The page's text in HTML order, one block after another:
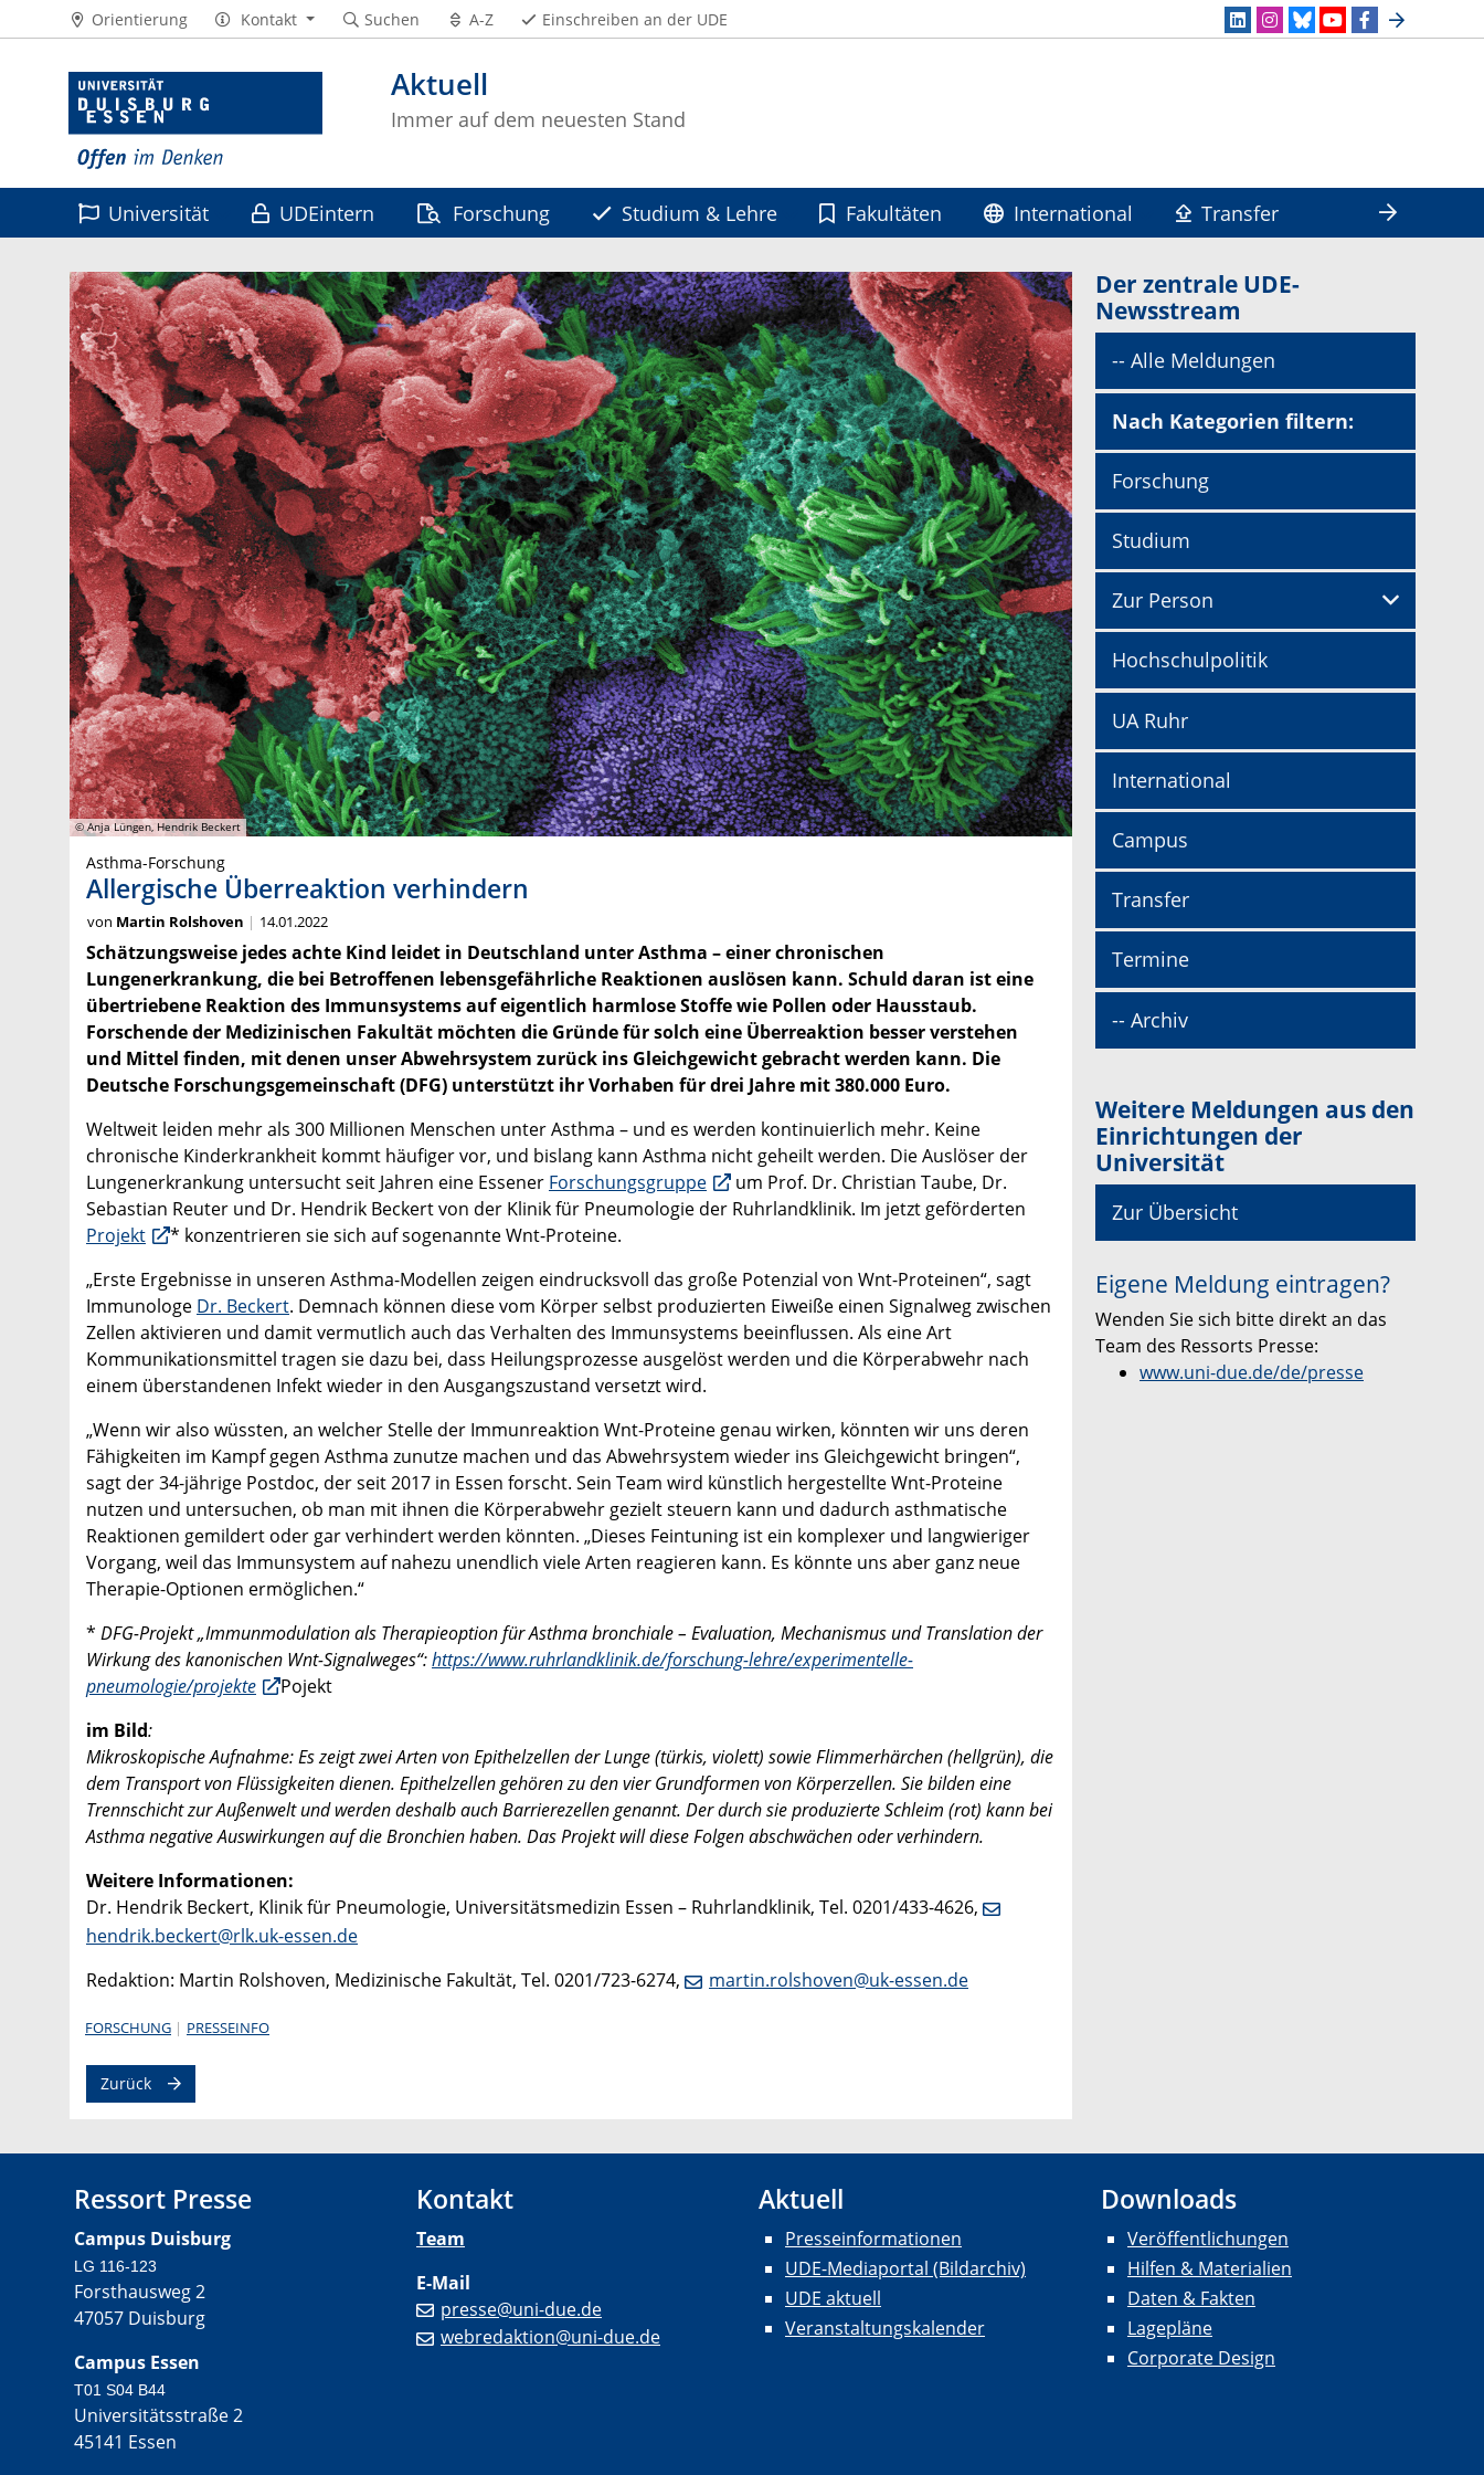
Aktuell
Immer auf dem neuesten Stand
Orientierung Kontakt Suchen A-Z Einschreiben an der UDE
Universität UDEintern Forschung Studium & Lehre Fakultäten International
Transfer
© Anja Lüngen, Hendrik Beckert
Asthma-Forschung
Allergische Überreaktion verhindern
von Martin Rolshoven 14.01.2022
Schätzungsweise jedes achte Kind leidet in Deutschland unter Asthma – einer chronischen
Lungenerkrankung, die bei Betroffenen lebensgefährliche Reaktionen auslösen kann. Schuld daran ist eine
übertriebene Reaktion des Immunsystems auf eigentlich harmlose Stoffe wie Pollen oder Hausstaub.
Forschende der Medizinischen Fakultät möchten die Gründe für solch eine Überreaktion besser verstehen
und Mittel finden, mit denen unser Abwehrsystem zurück ins Gleichgewicht gebracht werden kann. Die
Deutsche Forschungsgemeinschaft (DFG) unterstützt ihr Vorhaben für drei Jahre mit 380.000 Euro.
Weltweit leiden mehr als 300 Millionen Menschen unter Asthma – und es werden kontinuierlich mehr. Keine
chronische Kinderkrankheit kommt häufiger vor, und bislang kann Asthma nicht geheilt werden. Die Auslöser der
Lungenerkrankung untersucht seit Jahren eine Essener Forschungsgruppe
um Prof. Dr. Christian Taube, Dr.
Sebastian Reuter und Dr. Hendrik Beckert von der Klinik für Pneumologie der Ruhrlandklinik. Im jetzt geförderten
Projekt
* konzentrieren sie sich auf sogenannte Wnt-Proteine.
„Erste Ergebnisse in unseren Asthma-Modellen zeigen eindrucksvoll das große Potenzial von Wnt-Proteinen“, sagt
Immunologe Dr. Beckert. Demnach können diese vom Körper selbst produzierten Eiweiße einen Signalweg zwischen
Zellen aktivieren und damit vermutlich auch das Verhalten des Immunsystems beeinflussen. Als eine Art
Kommunikationsmittel tragen sie dazu bei, dass Heilungsprozesse ausgelöst werden und die Körperabwehr nach
einem überstandenen Infekt wieder in den Ausgangszustand versetzt wird.
„Wenn wir also wüssten, an welcher Stelle der Immunreaktion Wnt-Proteine genau wirken, könnten wir uns deren
Fähigkeiten im Kampf gegen Asthma zunutze machen und das Abwehrsystem wieder ins Gleichgewicht bringen“,
sagt der 34-jährige Postdoc, der seit 2017 in Essen forscht. Sein Team wird künstlich hergestellte Wnt-Proteine
nutzen und untersuchen, ob man mit ihnen die Körperabwehr gezielt steuern kann und dadurch asthmatische
Reaktionen gemildert oder gar verhindert werden könnten. „Dieses Feintuning ist ein komplexer und langwieriger
Vorgang, weil das Immunsystem auf nahezu unendlich viele Arten reagieren kann. Es könnte uns aber ganz neue
Therapie-Optionen ermöglichen.“
* DFG-Projekt „Immunmodulation als Therapieoption für Asthma bronchiale – Evaluation, Mechanismus und Translation der
Wirkung des kanonischen Wnt-Signalweges“:https://www.ruhrlandklinik.de/forschung-lehre/experimentelle-
pneumologie/projekte
Pojekt
im Bild:
Mikroskopische Aufnahme: Es zeigt zwei Arten von Epithelzellen der Lunge (türkis, violett) sowie Flimmerhärchen (hellgrün), die
dem Transport von Flüssigkeiten dienen. Epithelzellen gehören zu den vier Grundformen von Körperzellen. Sie bilden eine
Trennschicht zur Außenwelt und werden deshalb auch Barrierezellen genannt. Der durch sie produzierte Schleim (rot) kann bei
Asthma negative Auswirkungen auf die Bronchien haben. Das Projekt will diese Folgen abschwächen oder verhindern.
Weitere Informationen:
Dr. Hendrik Beckert, Klinik für Pneumologie, Universitätsmedizin Essen – Ruhrlandklinik, Tel. 0201/433-4626,
hendrik.beckert@rlk.uk-essen.de
Redaktion: Martin Rolshoven, Medizinische Fakultät, Tel. 0201/723-6274,
martin.rolshoven@uk-essen.de
FORSCHUNG PRESSEINFO
Zurück
Der zentrale UDE-
Newsstream
-- Alle Meldungen
Nach Kategorien filtern:
Forschung
Studium
Zur Person
Hochschulpolitik
UA Ruhr
International
Campus
Transfer
Termine
-- Archiv
Weitere Meldungen aus den
Einrichtungen der
Universität
Zur Übersicht
Eigene Meldung eintragen?
Wenden Sie sich bitte direkt an das
Team des Ressorts Presse:
www.uni-due.de/de/presse
Ressort Presse
Campus Duisburg
LG 116-123
Forsthausweg 2
47057 Duisburg
Campus Essen
T01 S04 B44
Universitätsstraße 2
45141 Essen
Kontakt
Team
E-Mail
presse@uni-due.de
webredaktion@uni-due.de
Aktuell
Presseinformationen
UDE-Mediaportal (Bildarchiv)
UDE aktuell
Veranstaltungskalender
Downloads
Veröffentlichungen
Hilfen & Materialien
Daten & Fakten
Lagepläne
Corporate Design